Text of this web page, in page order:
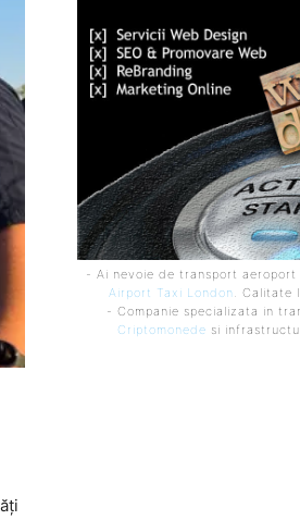
- Ai nevoie de transport aeroport
Airport Taxi London . Calitate
- Companie specializata in
Criptomonede si